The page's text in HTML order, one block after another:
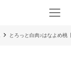
とろっと白肉♪はなよめ桃